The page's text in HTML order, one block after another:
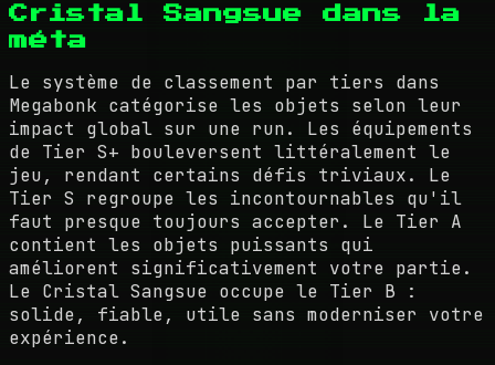
Cristal Sangsue dans la
méta
Le système de classement par tiers dans
Megabonk catégorise les objets selon leur
impact global sur une run. Les équipements
de Tier S+ bouleversent littéralement le
jeu, rendant certains défis triviaux. Le
Tier S regroupe les incontournables qu'il
faut presque toujours accepter. Le Tier A
contient les objets puissants qui
améliorent significativement votre partie.
Le Cristal Sangsue occupe le Tier B :
solide, fiable, utile sans moderniser votre
expérience.